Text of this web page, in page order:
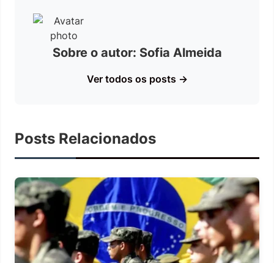
Sobre o autor: Sofia Almeida
Ver todos os posts →
Posts Relacionados